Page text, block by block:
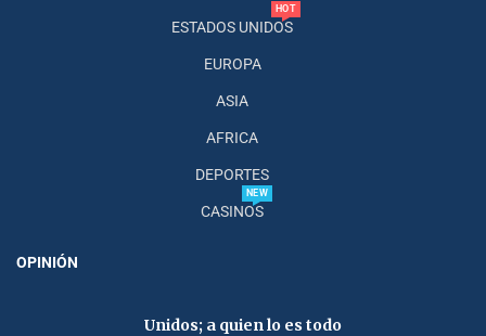
ESTADOS UNIDOS
HOT
EUROPA
ASIA
AFRICA
DEPORTES
CASINOS
NEW
OPINIÓN
Unidos; a quien lo es todo